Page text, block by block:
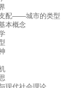
配——城市的类型
本概念
现代社会理论